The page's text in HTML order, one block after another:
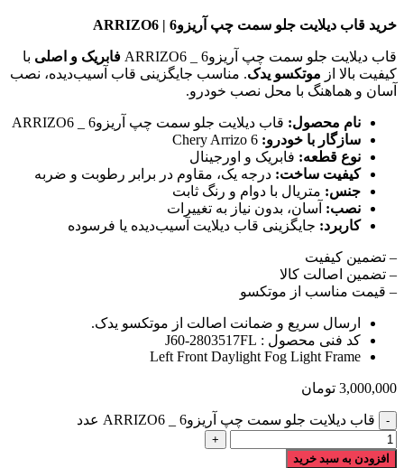
خرید قاب دیلایت جلو سمت چپ آریزو6 | ARRIZO6
قاب دیلایت جلو سمت چپ آریزو6 _ ARRIZO6 فابریک و اصلی با
کیفیت بالا از موتکسو یدک. مناسب جایگزینی قاب آسیب‌دیده، نصب
آسان و هماهنگ با محل نصب خودرو.
نام محصول: قاب دیلایت جلو سمت چپ آریزو6 _ ARRIZO6
سازگار با خودرو:
نوع قطعه: فابریک و اورجینال
کیفیت ساخت: درجه یک، مقاوم در برابر رطوبت و ضربه
جنس: متریال با دوام و رنگ ثابت
نصب: آسان، بدون نیاز به تغییرات
کاربرد: جایگزینی قاب دیلایت آسیب‌دیده یا فرسوده
– تضمین کیفیت
– تضمین اصالت کالا
– قیمت مناسب از موتکسو
ارسال سریع و ضمانت اصالت از موتکسو یدک.
کد فنی محصول : J60-2803517FL
Left Front Daylight Fog Light Frame
3,000,000 تومان
قاب دیلایت جلو سمت چپ آریزو6 _ ARRIZO6 عدد
افزودن به سبد خرید